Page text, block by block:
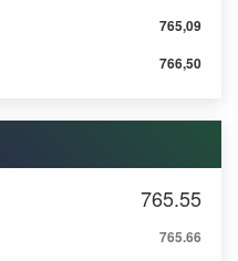
765,09
766,50
765.55
765.66